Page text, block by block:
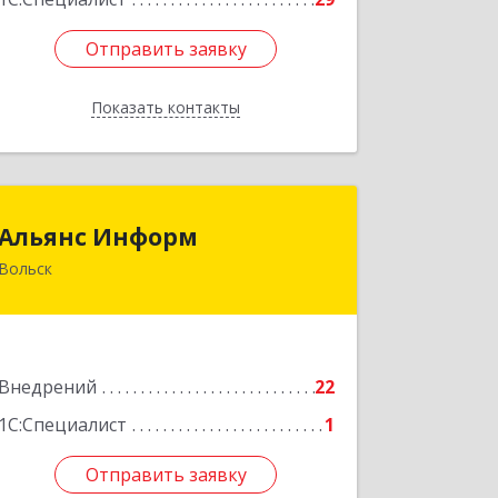
Отправить заявку
Показать контакты
Отправить заявку
Назад
Информ
Вольск
Внедрений
22
1С:Специалист
1
Отправить заявку
Альянс Информ
412906, Саратовская обл, Вольск г,
Отправить заявку